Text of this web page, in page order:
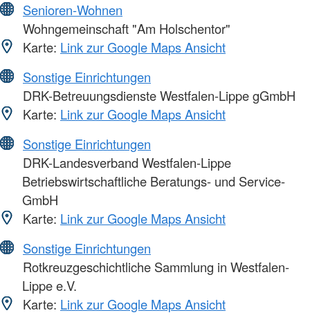
Senioren-Wohnen
Wohngemeinschaft "Am Holschentor"
Karte: Link zur Google Maps Ansicht
Sonstige Einrichtungen
DRK-Betreuungsdienste Westfalen-Lippe gGmbH
Karte: Link zur Google Maps Ansicht
Sonstige Einrichtungen
DRK-Landesverband Westfalen-Lippe
Betriebswirtschaftliche Beratungs- und Service-
GmbH
Karte: Link zur Google Maps Ansicht
Sonstige Einrichtungen
Rotkreuzgeschichtliche Sammlung in Westfalen-
Lippe e.V.
Karte: Link zur Google Maps Ansicht